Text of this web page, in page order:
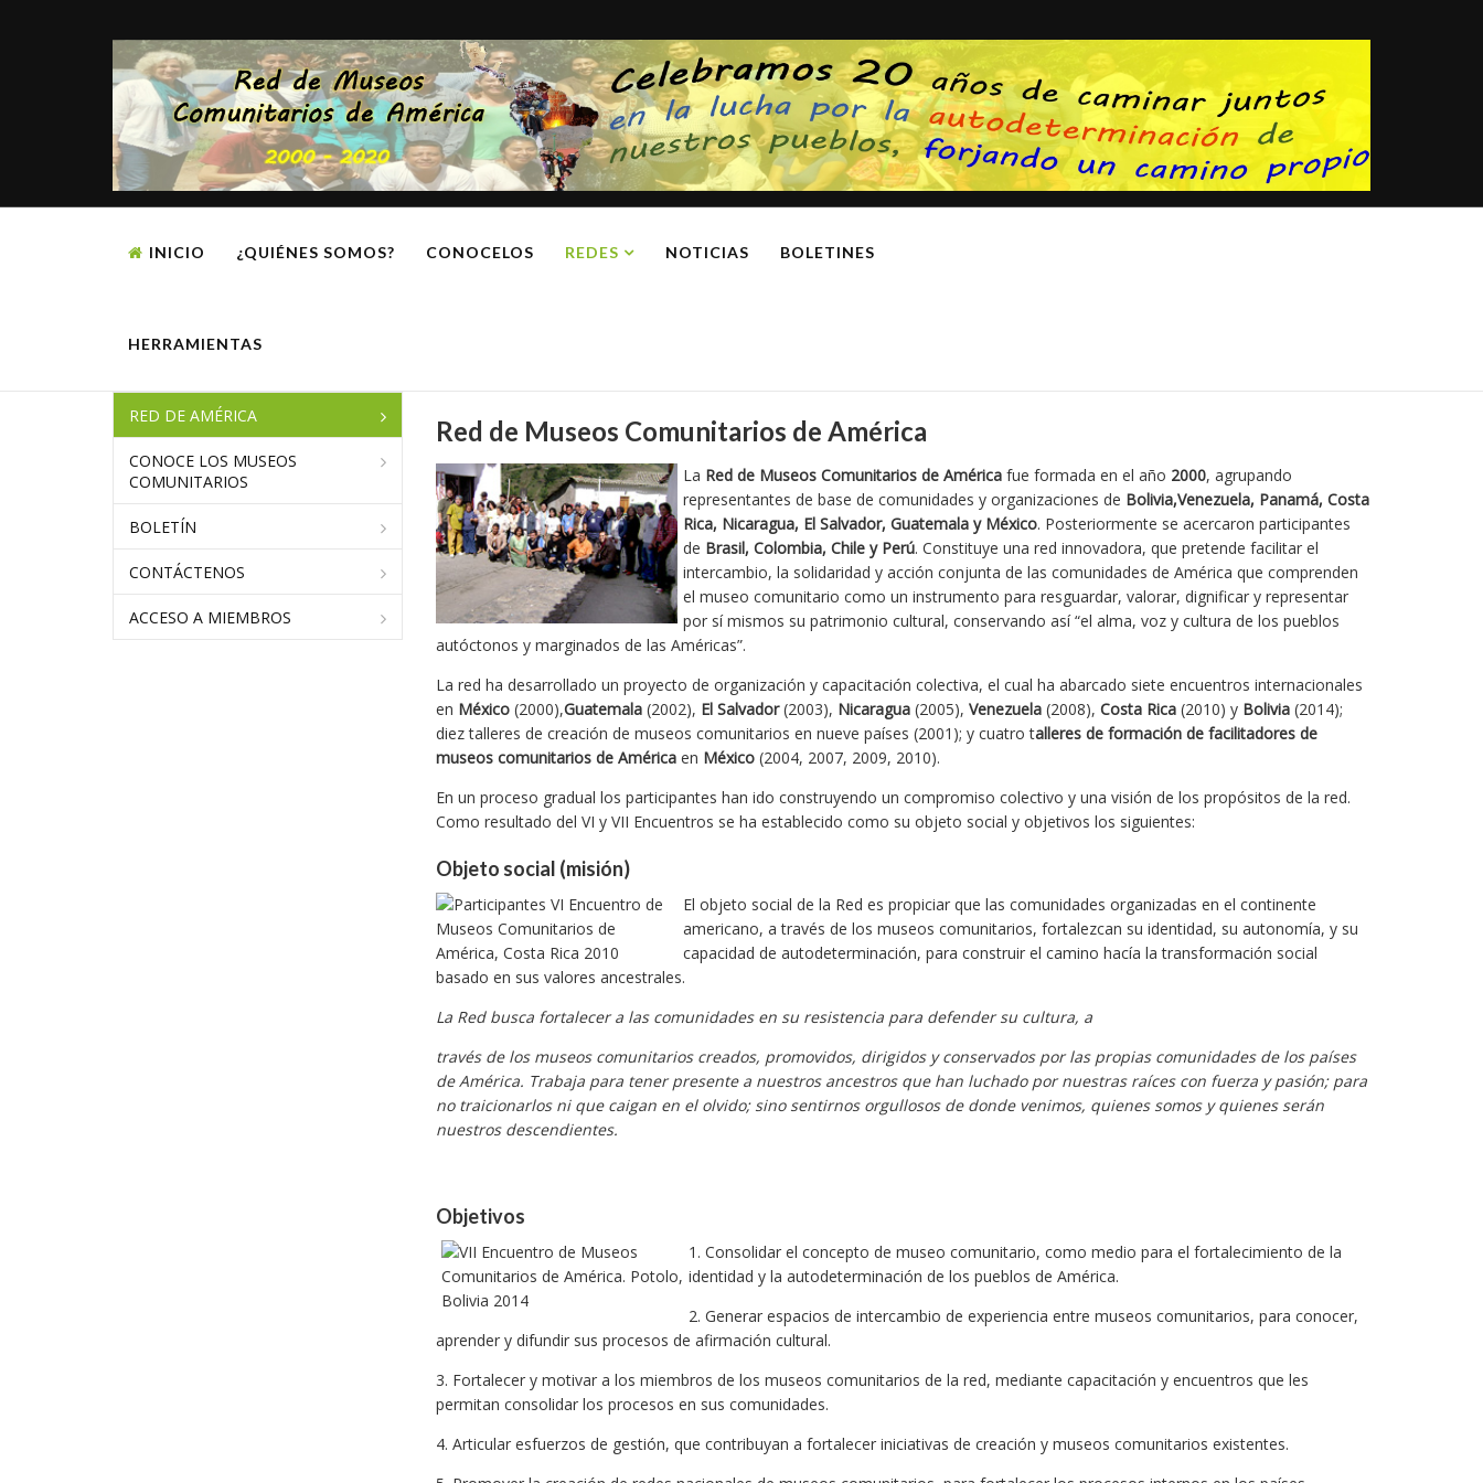
INICIO ¿QUIÉNES SOMOS? CONOCELOS REDES NOTICIAS BOLETINES
HERRAMIENTAS
RED DE AMÉRICA
CONOCE LOS MUSEOS
COMUNITARIOS
BOLETÍN
CONTÁCTENOS
ACCESO A MIEMBROS
Red de Museos Comunitarios de América
La Red de Museos Comunitarios de Américafue formada en el año 2000, agrupando
representantes de base de comunidades y organizaciones de Bolivia,Venezuela, Panamá, Costa
Rica, Nicaragua, El Salvador, Guatemala y México. Posteriormente se acercaron participantes
de Brasil, Colombia, Chile y Perú. Constituye una red innovadora, que pretende facilitar el
intercambio, la solidaridad y acción conjunta de las comunidades de América que comprenden
el museo comunitario como un instrumento para resguardar, valorar, dignificar y representar
por sí mismos su patrimonio cultural, conservando así “el alma, voz y cultura de los pueblos
autóctonos y marginados de las Américas”.
La red ha desarrollado un proyecto de organización y capacitación colectiva, el cual ha abarcado siete encuentros internacionales
en México(2000),Guatemala(2002), El Salvador(2003), Nicaragua(2005), Venezuela(2008), Costa Rica(2010) y Bolivia (2014);
diez talleres de creación de museos comunitarios en nueve países (2001); y cuatro talleres de formación de facilitadores de
museos comunitarios de Américaen México(2004, 2007, 2009, 2010).
En un proceso gradual los participantes han ido construyendo un compromiso colectivo y una visión de los propósitos de la red.
Como resultado del VI y VII Encuentros se ha establecido como su objeto social y objetivos los siguientes:
Objeto social (misión)
El objeto social de la Red es propiciar que las comunidades organizadas en el continente
americano, a través de los museos comunitarios, fortalezcan su identidad, su autonomía, y su
capacidad de autodeterminación, para construir el camino hacía la transformación social
basado en sus valores ancestrales.
La Red busca fortalecer a las comunidades en su resistencia para defender su cultura, a
través de los museos comunitarios creados, promovidos, dirigidos y conservados por las propias comunidades de los países
de América. Trabaja para tener presente a nuestros ancestros que han luchado por nuestras raíces con fuerza y pasión; para
no traicionarlos ni que caigan en el olvido; sino sentirnos orgullosos de donde venimos, quienes somos y quienes serán
nuestros descendientes.
Objetivos
1. Consolidar el concepto de museo comunitario, como medio para el fortalecimiento de la
identidad y la autodeterminación de los pueblos de América.
2. Generar espacios de intercambio de experiencia entre museos comunitarios, para conocer,
aprender y difundir sus procesos de afirmación cultural.
3. Fortalecer y motivar a los miembros de los museos comunitarios de la red, mediante capacitación y encuentros que les
permitan consolidar los procesos en sus comunidades.
4. Articular esfuerzos de gestión, que contribuyan a fortalecer iniciativas de creación y museos comunitarios existentes.